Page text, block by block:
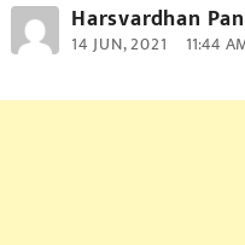
Harsvardhan
14 JUN, 2021 11:44